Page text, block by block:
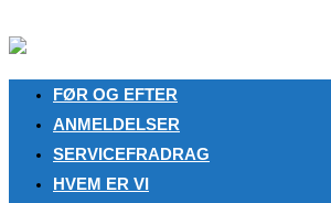
FØR OG EFTER
ANMELDELSER
SERVICEFRADRAG
HVEM ER VI